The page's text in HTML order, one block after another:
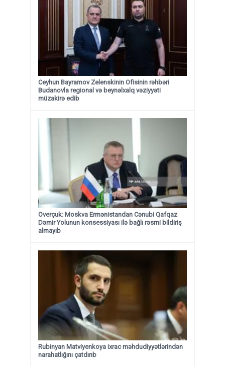
Ceyhun Bayramov Zelenskinin Ofisinin rəhbəri
Budanovla regional və beynəlxalq vəziyyəti
müzakirə edib
Overçuk: Moskva Ermənistandan Cənubi Qafqaz
Dəmir Yolunun konsessiyası ilə bağlı rəsmi bildiriş
almayıb
Rubinyan Matviyenkoya ixrac məhdudiyyətlərindən
narahatlığını çatdırıb